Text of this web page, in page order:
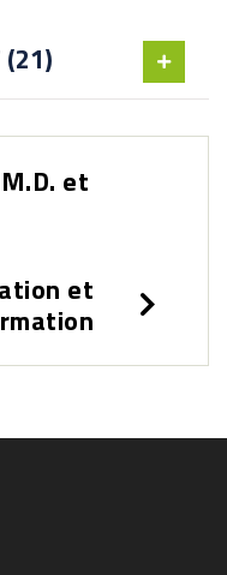
(21)
et
et